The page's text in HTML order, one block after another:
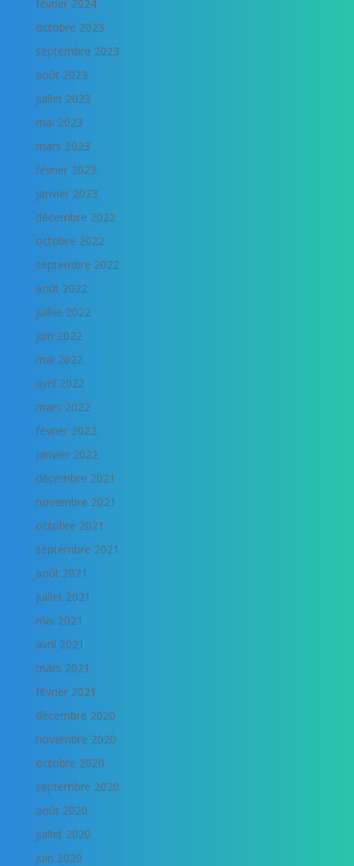
février 2024
octobre 2023
septembre 2023
août 2023
juillet 2023
mai 2023
mars 2023
février 2023
janvier 2023
décembre 2022
octobre 2022
septembre 2022
août 2022
juillet 2022
juin 2022
mai 2022
avril 2022
mars 2022
février 2022
janvier 2022
décembre 2021
novembre 2021
octobre 2021
septembre 2021
août 2021
juillet 2021
mai 2021
avril 2021
mars 2021
février 2021
décembre 2020
novembre 2020
octobre 2020
septembre 2020
août 2020
juillet 2020
juin 2020